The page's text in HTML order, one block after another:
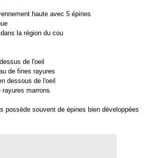
haute avec 5 épines
la région du cou
de l'oeil
de fines rayures
dessous de l'oeil
marrons
possède souvent de épines bien développées